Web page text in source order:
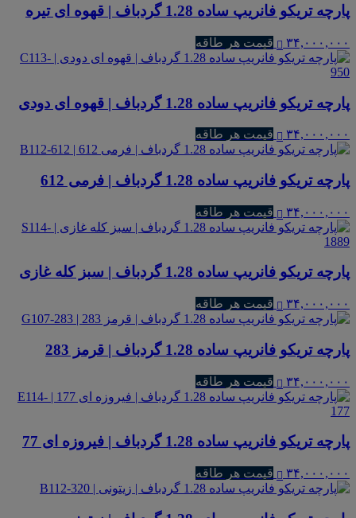
پارچه تریکو فانریپ ساده 1.28 گردباف | قهوه ای تیره
۳۴,۰۰۰,۰۰۰ قیمت هر طاقه
پارچه تریکو فانریپ ساده 1.28 گردباف | قهوه ای دودی
۳۴,۰۰۰,۰۰۰ قیمت هر طاقه
پارچه تریکو فانریپ ساده 1.28 گردباف | فرمی 612
۳۴,۰۰۰,۰۰۰ قیمت هر طاقه
پارچه تریکو فانریپ ساده 1.28 گردباف | سبز کله غازی
۳۴,۰۰۰,۰۰۰ قیمت هر طاقه
پارچه تریکو فانریپ ساده 1.28 گردباف | قرمز 283
۳۴,۰۰۰,۰۰۰ قیمت هر طاقه
پارچه تریکو فانریپ ساده 1.28 گردباف | فیروزه ای 77
۳۴,۰۰۰,۰۰۰ قیمت هر طاقه